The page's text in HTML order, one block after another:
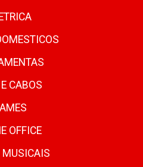
CABOS
OFFICE
MUSICAIS